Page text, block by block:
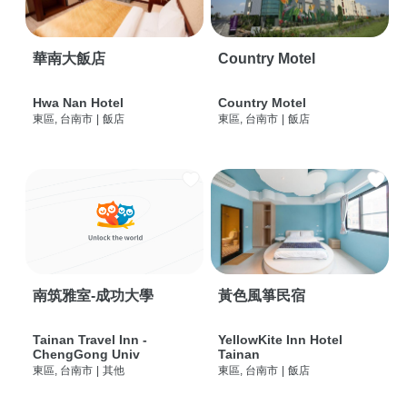
華南大飯店
Hwa Nan Hotel
東區, 台南市 | 飯店
Country Motel
Country Motel
東區, 台南市 | 飯店
南筑雅室-成功大學
Tainan Travel Inn -
ChengGong Univ
東區, 台南市 | 其他
黃色風箏民宿
YellowKite Inn Hotel
Tainan
東區, 台南市 | 飯店